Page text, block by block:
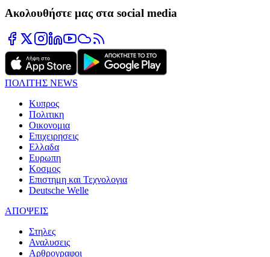
Ακολουθήστε μας στα social media
ΠΟΛΙΤΗΣ NEWS
Κυπρος
Πολιτικη
Οικονομια
Επιχειρησεις
Ελλαδα
Ευρωπη
Κοσμος
Επιστημη και Τεχνολογια
Deutsche Welle
ΑΠΟΨΕΙΣ
Στηλες
Αναλυσεις
Αρθρογραφοι